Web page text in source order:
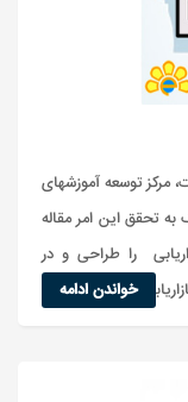
مرکز توسعه آموزشهای
تحقق این امر مقاله
را طراحی و در
مستقيم در
خواندن ادامه